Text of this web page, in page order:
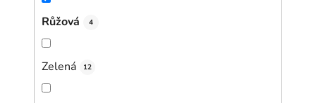
Růžová 4
Zelená 12